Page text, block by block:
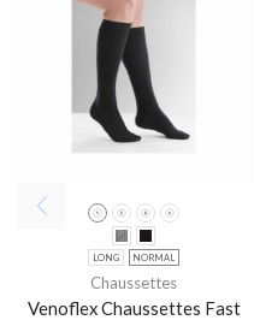
LONG NORMAL
Chaussettes
Venoflex Chaussettes Fast